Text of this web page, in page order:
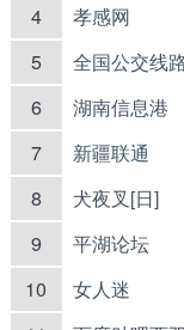
4 孝感网
5 全国公交线
6 湖南信息港
7 新疆联通
8 犬夜叉[日]
9 平湖论坛
10 女人迷